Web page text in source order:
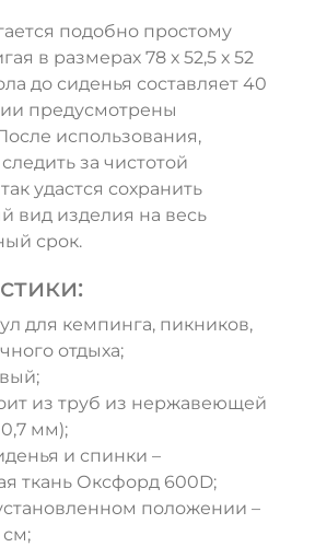
подобно простому
в размерах 78 х 52,5 х 52
до сиденья составляет 40
предусмотрены
использования,
за чистотой
удастся сохранить
вид изделия на весь
срок.
для кемпинга, пикников,
отдыха;
из труб из нержавеющей
0,7 мм);
и спинки –
ткань Оксфорд 600D;
положении –
см;